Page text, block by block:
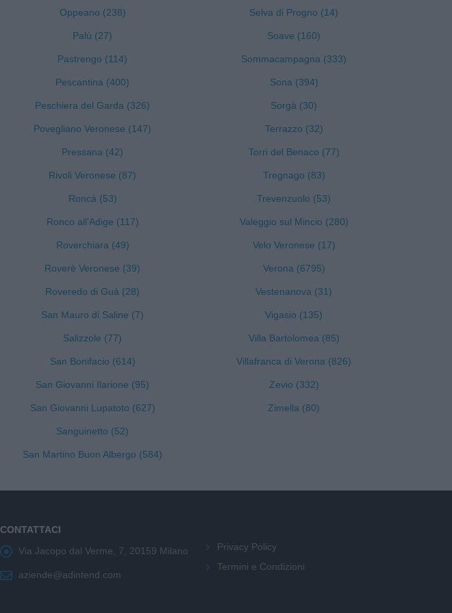
Oppeano (238)
Palù (27)
Pastrengo (114)
Pescantina (400)
Peschiera del Garda (326)
Povegliano Veronese (147)
Pressana (42)
Rivoli Veronese (87)
Roncà (53)
Ronco all'Adige (117)
Roverchiara (49)
Roverè Veronese (39)
Roveredo di Guà (28)
San Mauro di Saline (7)
Salizzole (77)
San Bonifacio (614)
San Giovanni Ilarione (95)
San Giovanni Lupatoto (627)
Sanguinetto (52)
San Martino Buon Albergo (584)
Selva di Progno (14)
Soave (160)
Sommacampagna (333)
Sona (394)
Sorgà (30)
Terrazzo (32)
Torri del Benaco (77)
Tregnago (83)
Trevenzuolo (53)
Valeggio sul Mincio (280)
Velo Veronese (17)
Verona (6795)
Vestenanova (31)
Vigasio (135)
Villa Bartolomea (85)
Villafranca di Verona (826)
Zevio (332)
Zimella (80)
CONTATTACI
Via Jacopo dal Verme, 7, 20159 Milano
aziende@adintend.com
Privacy Policy
Termini e Condizioni